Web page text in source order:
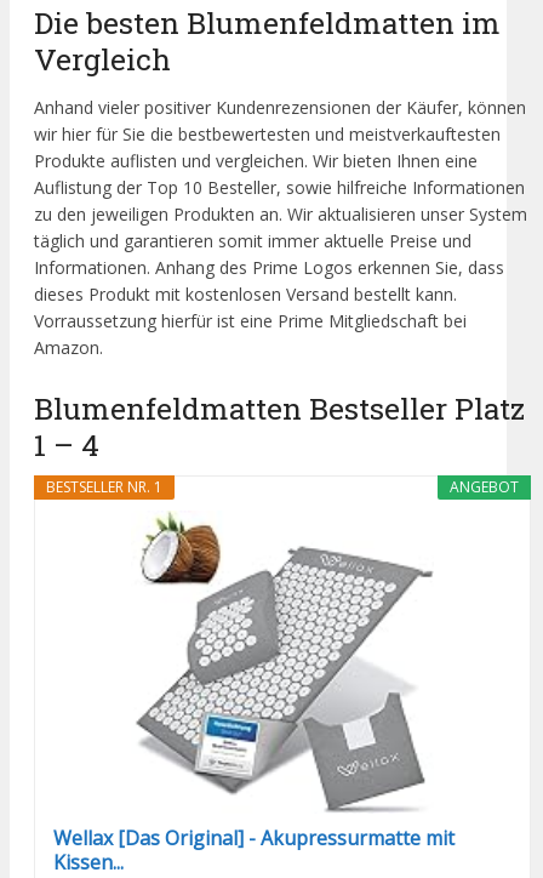
Die besten Blumenfeldmatten im
Vergleich
Anhand vieler positiver Kundenrezensionen der Käufer, können
wir hier für Sie die bestbewertesten und meistverkauftesten
Produkte auflisten und vergleichen. Wir bieten Ihnen eine
Auflistung der Top 10 Besteller, sowie hilfreiche Informationen
zu den jeweiligen Produkten an. Wir aktualisieren unser System
täglich und garantieren somit immer aktuelle Preise und
Informationen. Anhang des Prime Logos erkennen Sie, dass
dieses Produkt mit kostenlosen Versand bestellt kann.
Vorraussetzung hierfür ist eine Prime Mitgliedschaft bei
Amazon.
Blumenfeldmatten Bestseller Platz
1 – 4
ANGEBOT
BESTSELLER NR. 1
Wellax [Das Original] - Akupressurmatte mit
Kissen...